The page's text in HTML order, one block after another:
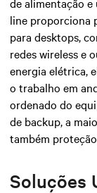
line proporciona
para desktops,
redes wireless e
energia elétrica,
o trabalho em
ordenado do
de backup, a
também
Soluções